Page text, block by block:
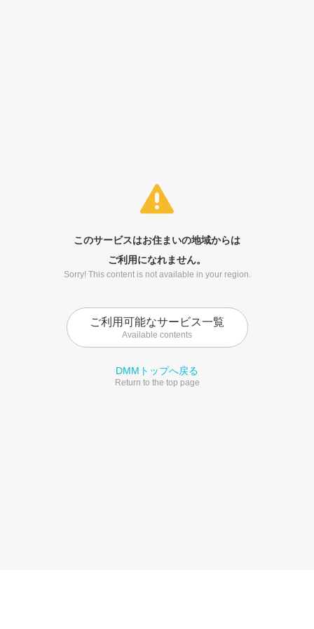
このサービスはお住まいの地域からは
ご利用になれません。
Sorry! This content is not available in your region.
ご利用可能なサービス一覧
Available contents
DMMトップへ戻る
Return to the top page